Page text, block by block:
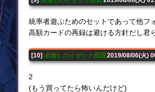
統率者遊ぶためのセットであって他フ
高額カードの再録は避ける方針だし君
[10] 名無しのイゼット団員2019/08/06(火)
2
(もう買ってたら怖いんだけど)